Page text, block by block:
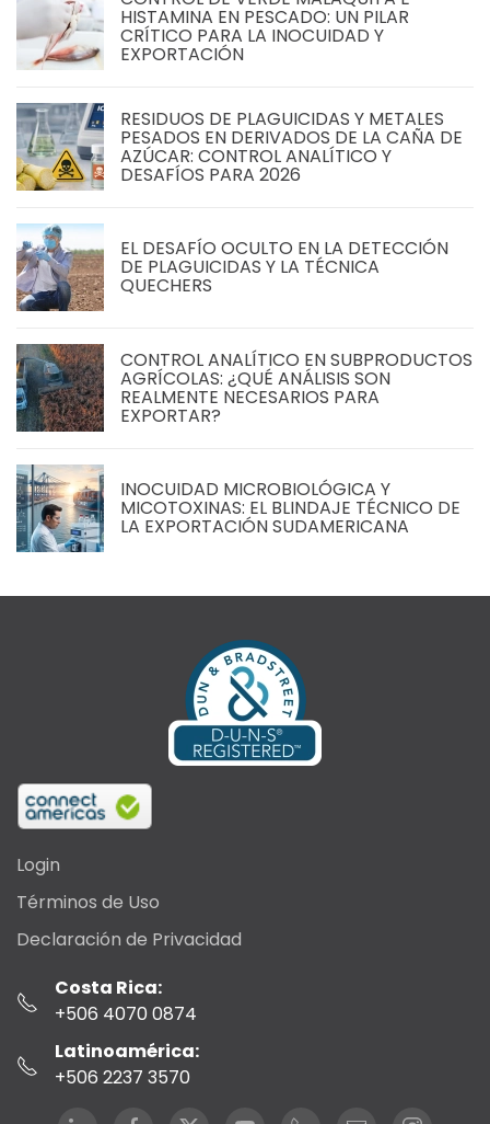
HISTAMINA EN PESCADO: UN PILAR
CRÍTICO PARA LA INOCUIDAD Y
EXPORTACIÓN
RESIDUOS DE PLAGUICIDAS Y METALES
PESADOS EN DERIVADOS DE LA CAÑA DE
AZÚCAR: CONTROL ANALÍTICO Y
DESAFÍOS PARA 2026
EL DESAFÍO OCULTO EN LA DETECCIÓN
DE PLAGUICIDAS Y LA TÉCNICA
QUECHERS
CONTROL ANALÍTICO EN SUBPRODUCTOS
AGRÍCOLAS: ¿QUÉ ANÁLISIS SON
REALMENTE NECESARIOS PARA
EXPORTAR?
INOCUIDAD MICROBIOLÓGICA Y
MICOTOXINAS: EL BLINDAJE TÉCNICO DE
LA EXPORTACIÓN SUDAMERICANA
Login
Términos de Uso
Declaración de Privacidad
Costa Rica:
+506 4070 0874
Latinoamérica:
+506 2237 3570